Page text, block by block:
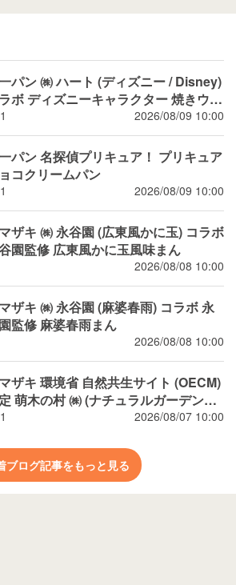
ート (ディズニー / Disney)
キャラクター 焼きウイ
ーカレーパン
1 2026/08/09 10:00
プリキュア！ プリキュア
コクリームパン
1 2026/08/09 10:00
谷園 (広東風かに玉) コラボ
園監修 広東風かに玉風味まん
2026/08/08 10:00
谷園 (麻婆春雨) コラボ 永
監修 麻婆春雨まん
2026/08/08 10:00
自然共生サイト (OECM)
ガーデンズ
チパック シャインマ
1 2026/08/07 10:00
ブログ記事をもっと見る